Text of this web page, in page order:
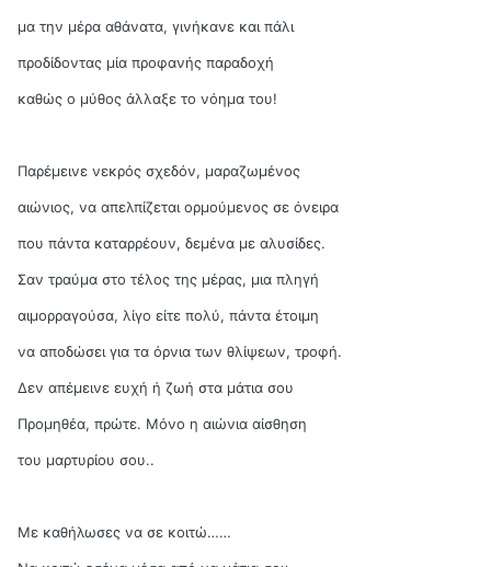
μα την μέρα αθάνατα, γινήκανε και πάλι
προδίδοντας μία προφανής παραδοχή
καθώς ο μύθος άλλαξε το νόημα του!
Παρέμεινε νεκρός σχεδόν, μαραζωμένος
αιώνιος, να απελπίζεται ορμούμενος σε όνειρα
που πάντα καταρρέουν, δεμένα με αλυσίδες.
Σαν τραύμα στο τέλος της μέρας, μια πληγή
αιμορραγούσα, λίγο είτε πολύ, πάντα έτοιμη
να αποδώσει για τα όρνια των θλίψεων, τροφή.
Δεν απέμεινε ευχή ή ζωή στα μάτια σου
Προμηθέα, πρώτε. Μόνο η αιώνια αίσθηση
του μαρτυρίου σου..
Με καθήλωσες να σε κοιτώ……